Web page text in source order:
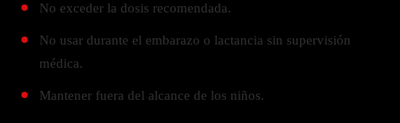
No exceder la dosis recomendada.
No usar durante el embarazo o lactancia sin supervisión
médica.
Mantener fuera del alcance de los niños.